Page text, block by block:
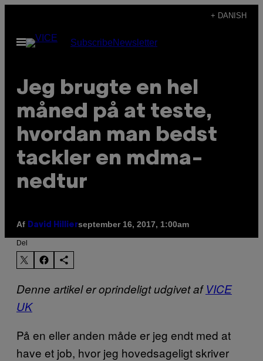
indhold
+ DANISH
Åbn
Menu
SubscribeNewsletter
Jeg brugte en hel
måned på at teste,
hvordan man bedst
tackler en mdma-
nedtur
Af David Hillierseptember 16, 2017, 1:00am
Del
Denne artikel er oprindeligt udgivet afVICE
UK
På en eller anden måde er jeg endt med at
have et job, hvor jeg hovedsageligt skriver